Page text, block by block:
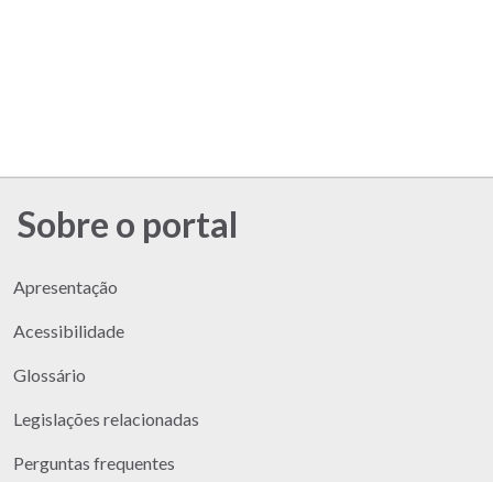
Sobre o portal
Apresentação
Acessibilidade
Glossário
Legislações relacionadas
Perguntas frequentes